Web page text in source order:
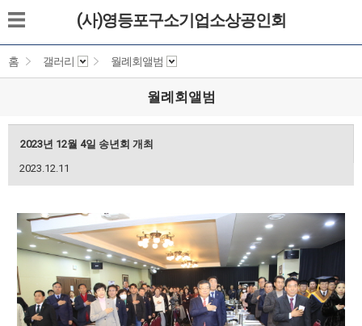
(사)영등포구소기업소상공인회
홈 갤러리 월례회앨범
월례회앨범
2023년 12월 4일 송년회 개최
2023.12.11